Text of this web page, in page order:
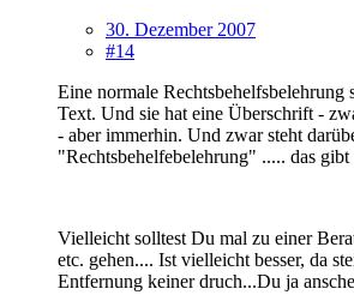
30. Dezember 2007
#14
Eine normale
Text. Und sie hat eine Überschrift -
- aber immerhin. Und zwar steht
"Rechtsbehelfebelehrung" ..... das gibt
Vielleicht solltest Du mal zu einer
etc. gehen.... Ist vielleicht besser, da
Entfernung keiner druch...Du ja